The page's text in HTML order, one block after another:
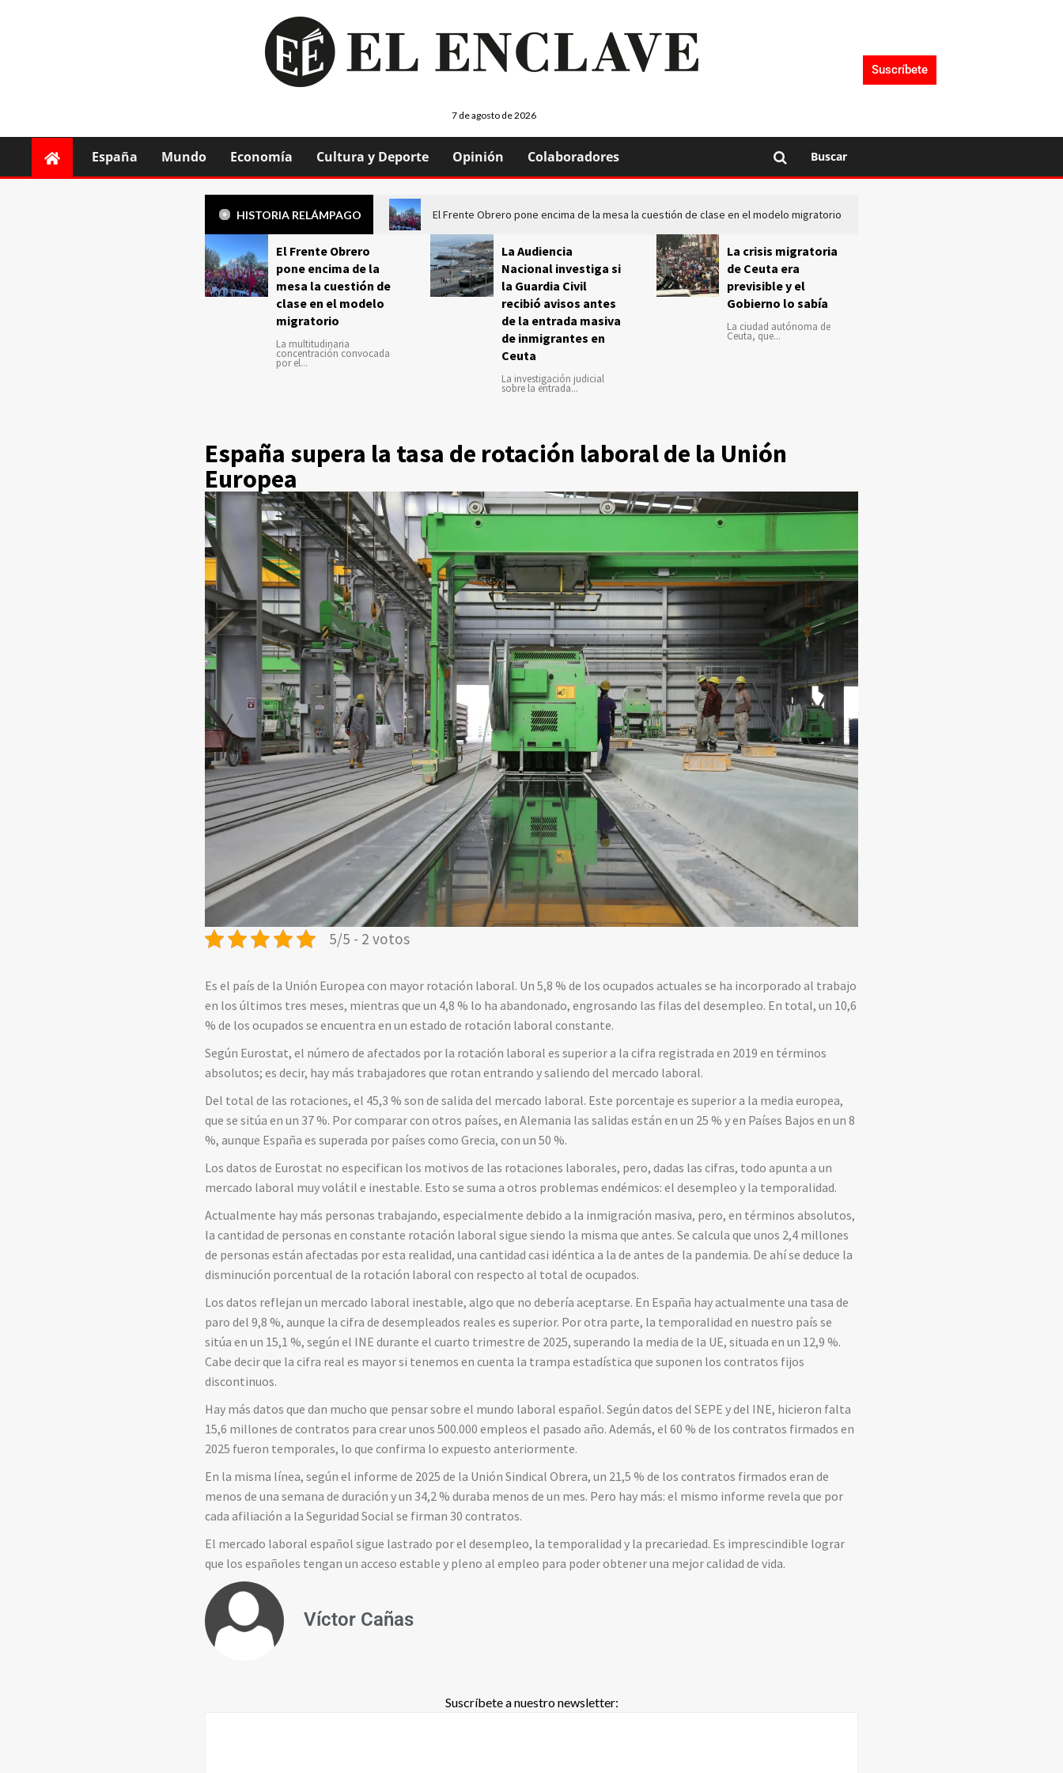
7 de agosto de 2026
Suscríbete
España Mundo Economía Cultura y Deporte Opinión Colaboradores Buscar
HISTORIA RELÁMPAGO El Frente Obrero pone encima de la mesa la cuestión de clase en el modelo migratorio
El Frente Obrero
pone encima de la
mesa la cuestión de
clase en el modelo
migratorio
La multitudinaria
concentración convocada
por el...
La Audiencia
Nacional investiga si
la Guardia Civil
recibió avisos antes
de la entrada masiva
de inmigrantes en
Ceuta
La investigación judicial
sobre la entrada...
La crisis migratoria
de Ceuta era
previsible y el
Gobierno lo sabía
La ciudad autónoma de
Ceuta, que...
España supera la tasa de rotación laboral de la Unión
Europea
5/5 - 2 votos
Es el país de la Unión Europea con mayor rotación laboral. Un 5,8 % de los ocupados actuales se ha incorporado al trabajo
en los últimos tres meses, mientras que un 4,8 % lo ha abandonado, engrosando las filas del desempleo. En total, un 10,6
% de los ocupados se encuentra en un estado de rotación laboral constante.
Según Eurostat, el número de afectados por la rotación laboral es superior a la cifra registrada en 2019 en términos
absolutos; es decir, hay más trabajadores que rotan entrando y saliendo del mercado laboral.
Del total de las rotaciones, el 45,3 % son de salida del mercado laboral. Este porcentaje es superior a la media europea,
que se sitúa en un 37 %. Por comparar con otros países, en Alemania las salidas están en un 25 % y en Países Bajos en un 8
%, aunque España es superada por países como Grecia, con un 50 %.
Los datos de Eurostat no especifican los motivos de las rotaciones laborales, pero, dadas las cifras, todo apunta a un
mercado laboral muy volátil e inestable. Esto se suma a otros problemas endémicos: el desempleo y la temporalidad.
Actualmente hay más personas trabajando, especialmente debido a la inmigración masiva, pero, en términos absolutos,
la cantidad de personas en constante rotación laboral sigue siendo la misma que antes. Se calcula que unos 2,4 millones
de personas están afectadas por esta realidad, una cantidad casi idéntica a la de antes de la pandemia. De ahí se deduce la
disminución porcentual de la rotación laboral con respecto al total de ocupados.
Los datos reflejan un mercado laboral inestable, algo que no debería aceptarse. En España hay actualmente una tasa de
paro del 9,8 %, aunque la cifra de desempleados reales es superior. Por otra parte, la temporalidad en nuestro país se
sitúa en un 15,1 %, según el INE durante el cuarto trimestre de 2025, superando la media de la UE, situada en un 12,9 %.
Cabe decir que la cifra real es mayor si tenemos en cuenta la trampa estadística que suponen los contratos fijos
discontinuos.
Hay más datos que dan mucho que pensar sobre el mundo laboral español. Según datos del SEPE y del INE, hicieron falta
15,6 millones de contratos para crear unos 500.000 empleos el pasado año. Además, el 60 % de los contratos firmados en
2025 fueron temporales, lo que confirma lo expuesto anteriormente.
En la misma línea, según el informe de 2025 de la Unión Sindical Obrera, un 21,5 % de los contratos firmados eran de
menos de una semana de duración y un 34,2 % duraba menos de un mes. Pero hay más: el mismo informe revela que por
cada afiliación a la Seguridad Social se firman 30 contratos.
El mercado laboral español sigue lastrado por el desempleo, la temporalidad y la precariedad. Es imprescindible lograr
que los españoles tengan un acceso estable y pleno al empleo para poder obtener una mejor calidad de vida.
Víctor Cañas
Suscríbete a nuestro newsletter: